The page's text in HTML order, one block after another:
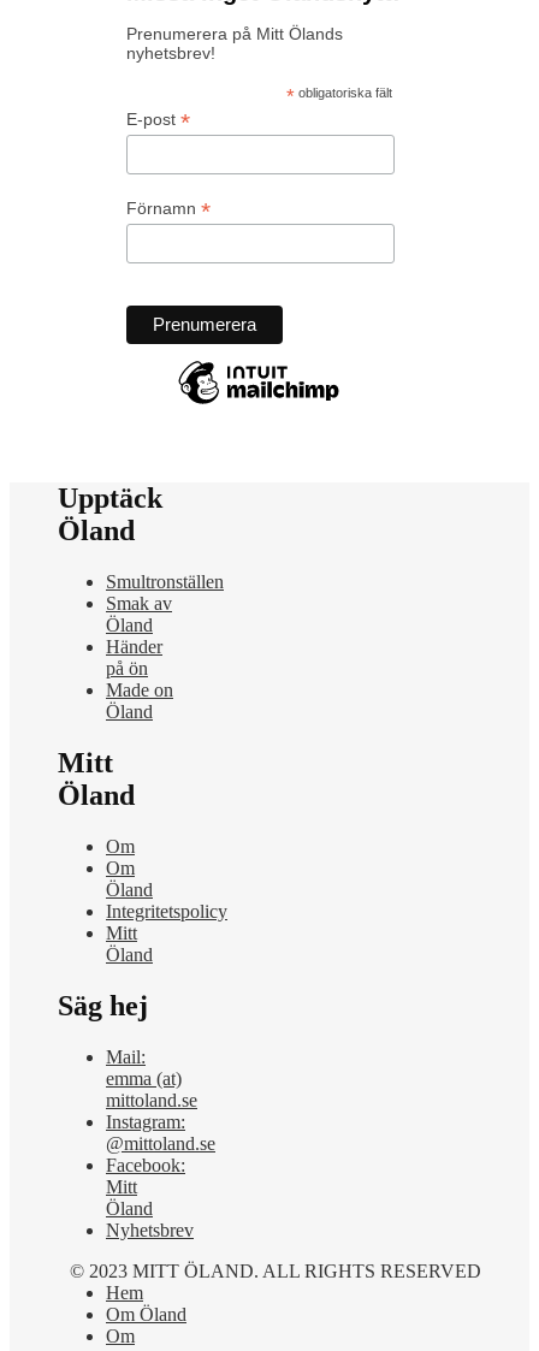
Prenumerera på Mitt Ölands
nyhetsbrev!
*obligatoriska fält
E-post *
Förnamn *
Upptäck
Öland
Smultronställen
Smak av
Öland
Händer
på ön
Made on
Öland
Mitt
Öland
Om
Om
Öland
Integritetspolicy
Mitt
Öland
Säg hej
Mail:
emma (at)
mittoland.se
Instagram:
@mittoland.se
Facebook:
Mitt
Öland
Nyhetsbrev
© 2023 MITT ÖLAND. ALL RIGHTS RESERVED
Hem
Om Öland
Om